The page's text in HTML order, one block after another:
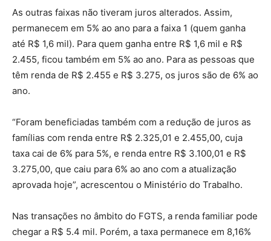
As outras faixas não tiveram juros alterados. Assim,
permanecem em 5% ao ano para a faixa 1 (quem ganha
até R$ 1,6 mil). Para quem ganha entre R$ 1,6 mil e R$
2.455, ficou também em 5% ao ano. Para as pessoas que
têm renda de R$ 2.455 e R$ 3.275, os juros são de 6% ao
ano.
“Foram beneficiadas também com a redução de juros as
famílias com renda entre R$ 2.325,01 e 2.455,00, cuja
taxa cai de 6% para 5%, e renda entre R$ 3.100,01 e R$
3.275,00, que caiu para 6% ao ano com a atualização
aprovada hoje”, acrescentou o Ministério do Trabalho.
Nas transações no âmbito do FGTS, a renda familiar pode
chegar a R$ 5.4 mil. Porém, a taxa permanece em 8,16%